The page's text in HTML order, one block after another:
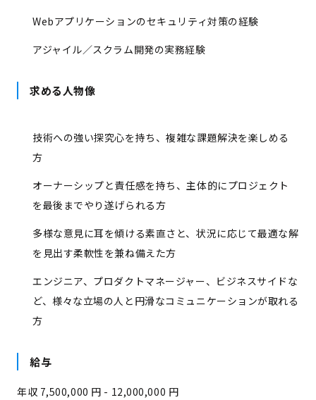
Webアプリケーションのセキュリティ対策の経験
アジャイル／スクラム開発の実務経験
求める人物像
技術への強い探究心を持ち、複雑な課題解決を楽しめる
方
オーナーシップと責任感を持ち、主体的にプロジェクト
を最後までやり遂げられる方
多様な意見に耳を傾ける素直さと、状況に応じて最適な解
を見出す柔軟性を兼ね備えた方
エンジニア、プロダクトマネージャー、ビジネスサイドな
ど、様々な立場の人と円滑なコミュニケーションが取れる
方
給与
年収 7,500,000 円 - 12,000,000 円